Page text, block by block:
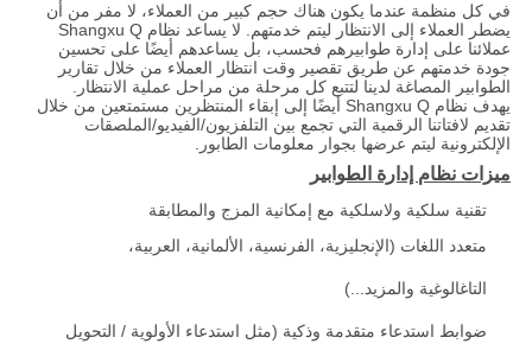
في كل منظمة عندما يكون هناك حجم كبير من العملاء، لا مفر من أن
يضطر العملاء إلى الانتظار ليتم خدمتهم. لا يساعد نظام Shangxu Q
عملائنا على إدارة طوابيرهم فحسب، بل يساعدهم أيضًا على تحسين
جودة خدمتهم عن طريق تقصير وقت انتظار العملاء من خلال تقارير
الطوابير المصاغة لدينا لتتبع كل مرحلة من مراحل عملية الانتظار.
يهدف نظام Shangxu Q أيضًا إلى إبقاء المنتظرين مستمتعين من خلال
تقديم لافتاتنا الرقمية التي تجمع بين التلفزيون/الفيديو/الملصقات
الإلكترونية ليتم عرضها بجوار معلومات الطابور.
ميزات نظام إدارة الطوابير
تقنية سلكية ولاسلكية مع إمكانية المزج والمطابقة
متعدد اللغات (الإنجليزية، الفرنسية، الألمانية، العربية،
التاغالوغية والمزيد...)
ضوابط استدعاء متقدمة وذكية (مثل استدعاء الأولوية / التحويل